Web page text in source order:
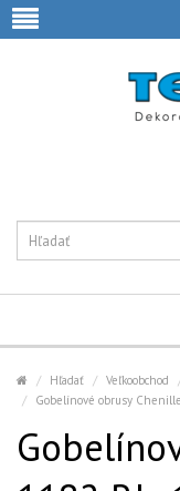
Hľadať Veľkoobchod
Gobelínové obrusy